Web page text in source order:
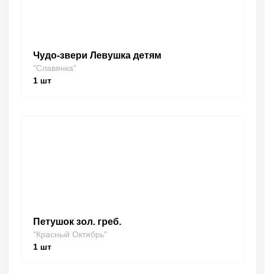
Чудо-звери Левушка детям
"Славянка"
1 шт
Петушок зол. греб.
"Красный Октябрь"
1 шт